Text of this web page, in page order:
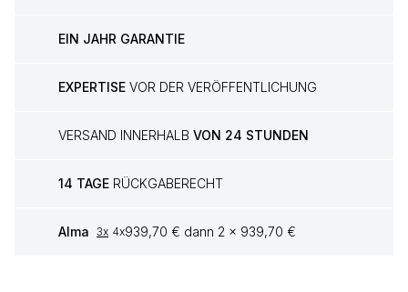
EIN JAHR GARANTIE
EXPERTISE VOR DER VERÖFFENTLICHUNG
VERSAND INNERHALB VON 24 STUNDEN
14 TAGE RÜCKGABERECHT
Alma 3x 4x939,70 € dann 2 x 939,70 €